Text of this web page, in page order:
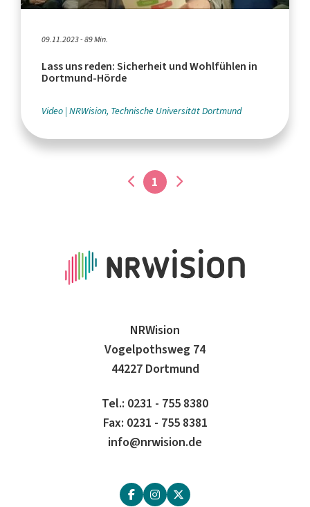
09.11.2023 - 89 Min.
Lass uns reden: Sicherheit und Wohlfühlen in
Dortmund-Hörde
Video NRWision, Technische Universität Dortmund
1
NRWision
Vogelpothsweg 74
44227 Dortmund
Tel.: 0231 - 755 8380
Fax: 0231 - 755 8381
info@nrwision.de